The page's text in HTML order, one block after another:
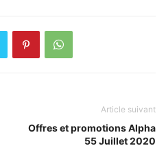
Article suivant
Offres et promotions Alpha
55 Juillet 2020